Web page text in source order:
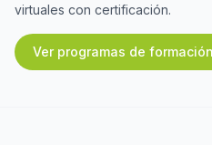
virtuales con certificación.
Ver programas de formación